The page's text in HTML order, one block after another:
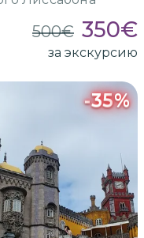
500€ 350€
за экскурсию
-35%